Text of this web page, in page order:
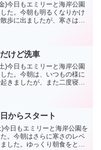
)今日もエミリーと海岸公園
た。今朝も明るくなりかけ
歩に出ましたが、寒さは、
...
けど洗車
)今日もエミリーと海岸公園
た。今朝は、いつもの様に
きましたが、また二度寝に
ャ...
からスタート
)今日もエミリーと海岸公園を
。今朝はさらに寒さのレベ
した。ゆっくり朝食をとっ